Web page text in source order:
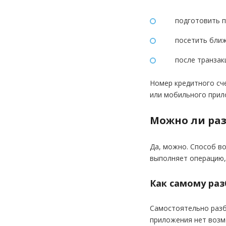
подготовить
посетить
после
Номер кредитного
или мобильного
Можно ли
Да, можно. Способ
выполняет
Как самому
Самостоятельно
приложения нет